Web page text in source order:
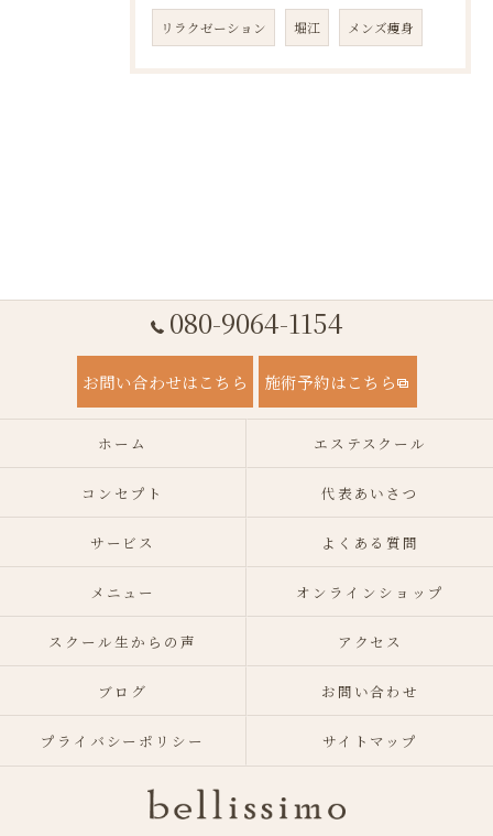
リラクゼーション 堀江 メンズ痩身
080-9064-1154
お問い合わせはこちら 施術予約はこちら
ホーム エステスクール
コンセプト 代表あいさつ
サービス よくある質問
メニュー オンラインショップ
スクール生からの声 アクセス
ブログ お問い合わせ
プライバシーポリシー サイトマップ